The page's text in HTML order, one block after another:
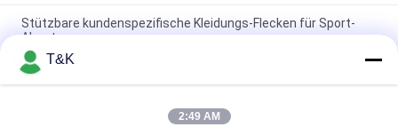
Stützbare kundenspezifische Kleidungs-Flecken für Sport-
Abnutzung
Druck Flecken Haupt-Logo For Famous Brand der Logo
Wärmeübertragungs-TPU
T&K
2:49 AM